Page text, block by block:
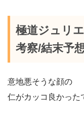
極道ジュリ
考察/結末予
意地悪そうな顔の
仁がカッコ良かった